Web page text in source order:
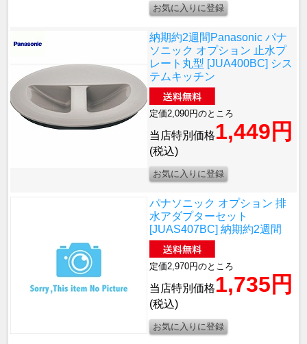
納期約2週間 Panasonic パナ
ソニック オプション 止水プ
レート丸型 [JUA400BC] シス
テムキッチン
定価2,090円のところ
当店特別価格1,449円
(税込)
パナソニック オプション 排
水アダプターセット
[JUAS407BC] 納期約2週間
定価2,970円のところ
当店特別価格1,735円
(税込)